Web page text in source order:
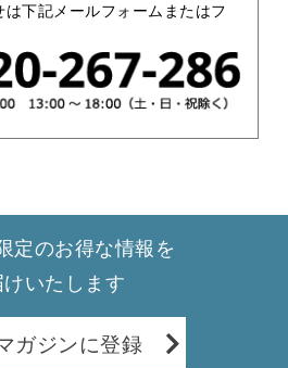
は下記メールフォームまたはフ
定のお得な情報を
けいたします
ガジンに登録